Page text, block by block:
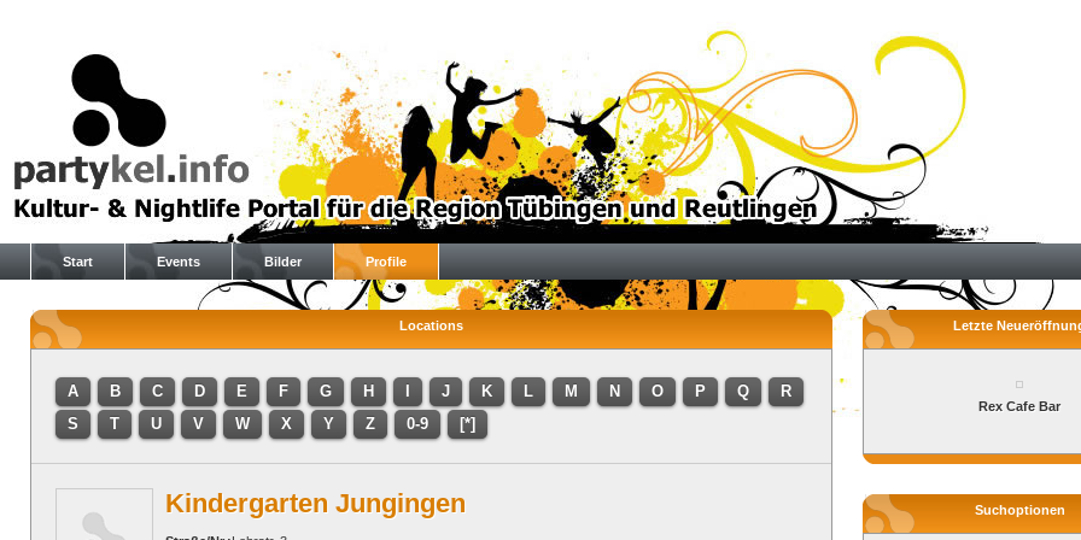
Start Events Bilder Profile
Locations
A B C D E F G H J K L M N O P Q
R
S
T U V W X Y Z 0-9 [*]
Kindergarten Jungingen
Letzte
Rex Cafe Bar
Suchoptionen